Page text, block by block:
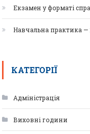
Екзамен у форматі
Навчальна практика —
КАТЕГОРІЇ
Адміністрація
Виховні години